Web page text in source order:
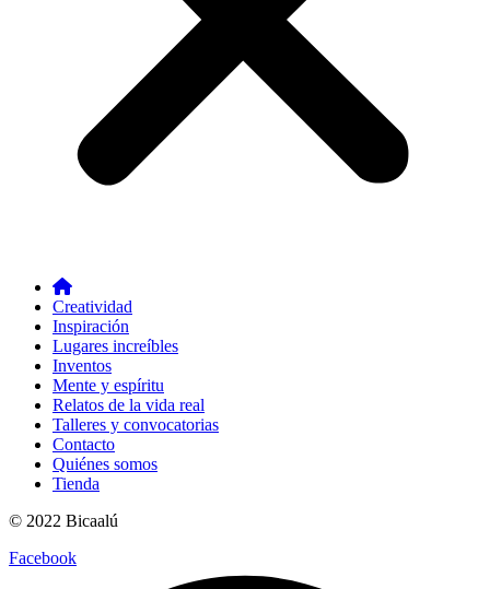
Creatividad
Inspiración
Lugares increíbles
Inventos
Mente y espíritu
Relatos de la vida real
Talleres y convocatorias
Contacto
Quiénes somos
Tienda
© 2022 Bicaalú
Facebook